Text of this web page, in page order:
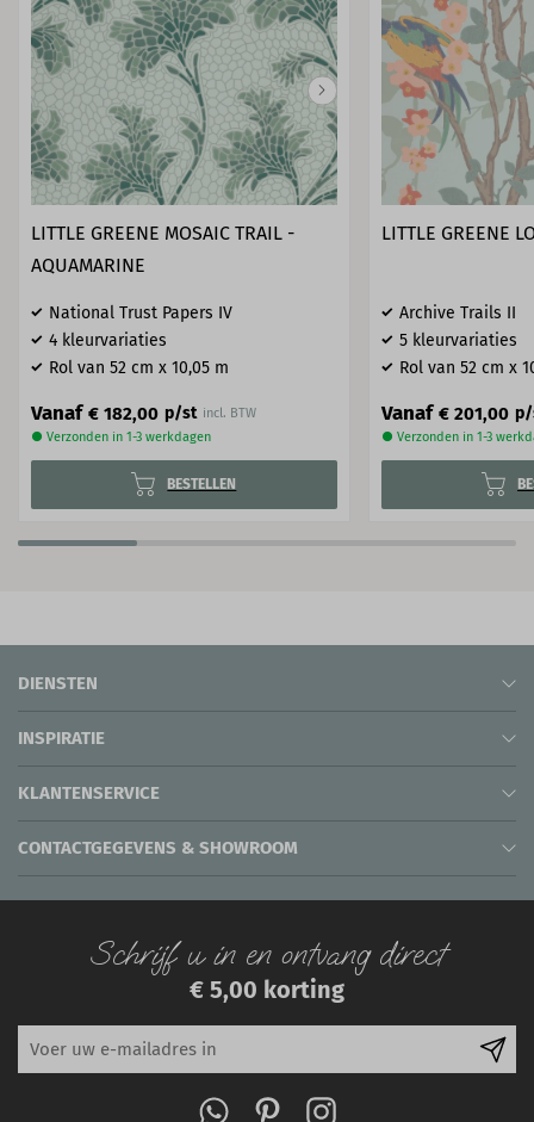
LITTLE GREENE MOSAIC TRAIL -
AQUAMARINE
National Trust Papers IV
4 kleurvariaties
Rol van 52 cm x 10,05 m
Vanaf € 182,00 p/st incl. BTW
● Verzonden in 1-3 werkdagen
BESTELLEN
LITTLE GREENE
Archive Trails II
5 kleurvariaties
Rol van 52 cm x
Vanaf € 201,00
● Verzonden in 1-3
DIENSTEN
INSPIRATIE
KLANTENSERVICE
CONTACTGEGEVENS & SHOWROOM
Schrijf u in en ontvang direct
€ 5,00 korting